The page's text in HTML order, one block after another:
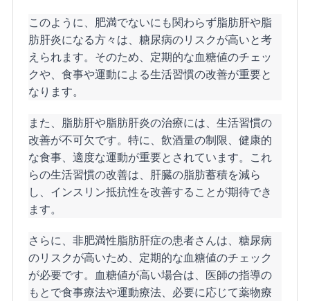
このように、肥満でないにも関わらず脂肪肝や脂
肪肝炎になる方々は、糖尿病のリスクが高いと考
えられます。そのため、定期的な血糖値のチェッ
クや、食事や運動による生活習慣の改善が重要と
なります。
また、脂肪肝や脂肪肝炎の治療には、生活習慣の
改善が不可欠です。特に、飲酒量の制限、健康的
な食事、適度な運動が重要とされています。これ
らの生活習慣の改善は、肝臓の脂肪蓄積を減ら
し、インスリン抵抗性を改善することが期待でき
ます。
さらに、非肥満性脂肪肝症の患者さんは、糖尿病
のリスクが高いため、定期的な血糖値のチェック
が必要です。血糖値が高い場合は、医師の指導の
もとで食事療法や運動療法、必要に応じて薬物療